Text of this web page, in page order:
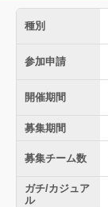
種別
参加申請
開催期間
募集期間
募集チーム数
ガチ/カジュア
ル